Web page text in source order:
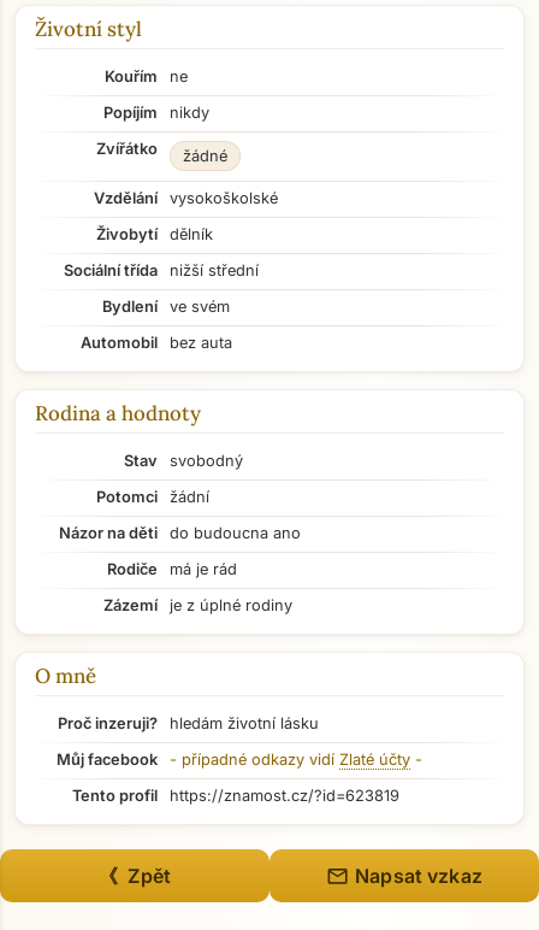
Přejít na hlavní obsah
Životní styl
Kouřím
ne
Popíjím
nikdy
Zvířátko
žádné
Vzdělání
vysokoškolské
Živobytí
dělník
Sociální třída
nižší střední
Bydlení
ve svém
Automobil
bez auta
Rodina a hodnoty
Stav
svobodný
Potomci
žádní
Názor na děti
do budoucna ano
Rodiče
má je rád
Zázemí
je z úplné rodiny
O mně
Proč inzeruji?
hledám životní lásku
Můj facebook
- případné odkazy vidí Zlaté účty -
Tento profil
https://znamost.cz/?id=623819
《 Zpět mail Napsat vzkaz